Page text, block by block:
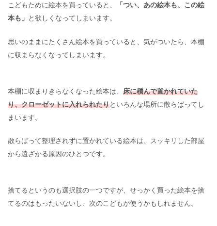
こどもために絵本を買っていると、
「つい、あの絵本も、この絵
本も」 と欲しくなってしまいます。
思いのままにたくさん絵本を買っていると、気がついたら、本棚
に収まらなくなってしまいます。
本棚に収まりきらなくなった絵本は、 床に積んで置かれていた
り、クローゼットに入れられたりといろんな場所に散らばってし
まいます。
散らばって整理されずに置かれている絵本は、スッキリした部屋
から遠ざかる原因のひとつです。
捨てるというのも選択肢の一つですが、せっかく買った絵本を捨
てるのはもったいないし、次のこどもが使うかもしれません。